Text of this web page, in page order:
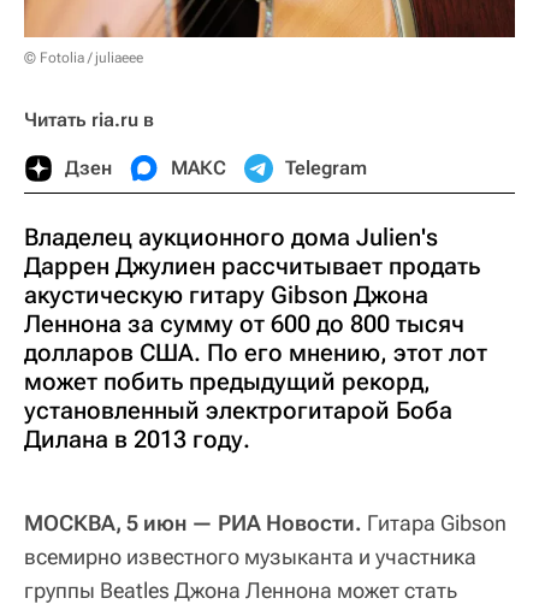
© Fotolia / juliaeee
Читать ria.ru в
Дзен МАКС Telegram
Владелец аукционного дома Julien's
Даррен Джулиен рассчитывает продать
акустическую гитару Gibson Джона
Леннона за сумму от 600 до 800 тысяч
долларов США. По его мнению, этот лот
может побить предыдущий рекорд,
установленный электрогитарой Боба
Дилана в 2013 году.
МОСКВА, 5 июн — РИА Новости. Гитара Gibson
всемирно известного музыканта и участника
группы Beatles Джона Леннона может стать